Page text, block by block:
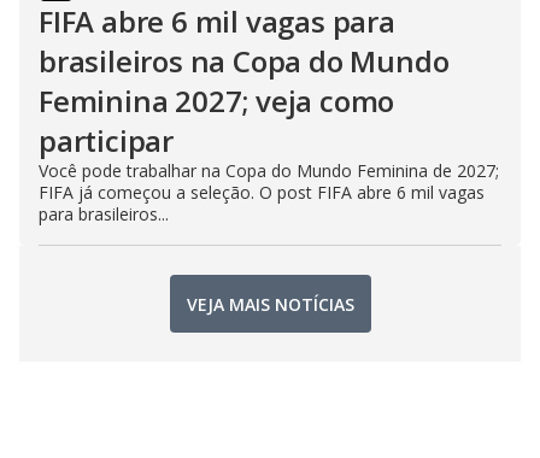
FIFA abre 6 mil vagas para
brasileiros na Copa do Mundo
Feminina 2027; veja como
participar
Você pode trabalhar na Copa do Mundo Feminina de 2027;
FIFA já começou a seleção. O post FIFA abre 6 mil vagas
para brasileiros...
VEJA MAIS NOTÍCIAS